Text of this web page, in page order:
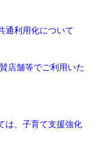
通利用化について
店舗等でご利用いた
は、子育て支援強化